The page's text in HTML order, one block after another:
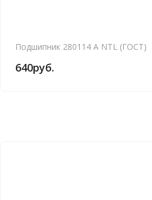
Подшипник 280114 А NTL (ГОСТ)
640руб.